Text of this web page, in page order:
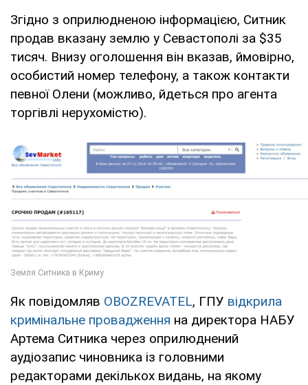
Згідно з оприлюдненою інформацією, Ситник
продав вказану землю у Севастополі за $35
тисяч. Внизу оголошення він вказав, ймовірно,
особистий номер телефону, а також контакти
певної Олени (можливо, йдеться про агента
торгівлі нерухомістю).
Як повідомляв OBOZREVATEL, ГПУ відкрила
кримінальне провадження на директора НАБУ
Артема Ситника через оприлюднений
аудіозапис чиновника із головними
редакторами декількох видань, на якому